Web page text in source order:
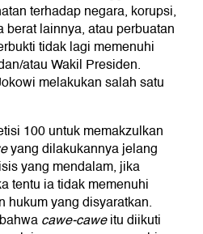
terhadap negara, korupsi,
lainnya, atau perbuatan
tidak lagi memenuhi
atau Wakil Presiden.
melakukan salah satu
100 untuk memakzulkan
yang dilakukannya jelang
yang mendalam, jika
tentu ia tidak memenuhi
hukum yang disyaratkan.
cawe-caweitu diikuti